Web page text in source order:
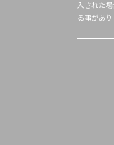
入された
る事があり